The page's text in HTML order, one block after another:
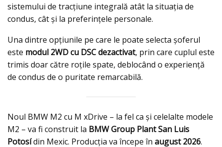
sistemului de tracțiune integrală atât la situația de
condus, cât și la preferințele personale.
Una dintre opțiunile pe care le poate selecta șoferul
este modul 2WD cu DSC dezactivat, prin care cuplul este
trimis doar către roțile spate, deblocând o experiență
de condus de o puritate remarcabilă.
Noul BMW M2 cu M xDrive – la fel ca și celelalte modele
M2 – va fi construit la BMW Group Plant San Luis
Potosídin Mexic. Producția va începe în august 2026.